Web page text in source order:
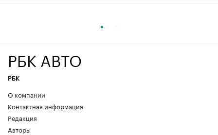
РБК АВТО
РБК
О компании
Контактная информация
Редакция
Авторы